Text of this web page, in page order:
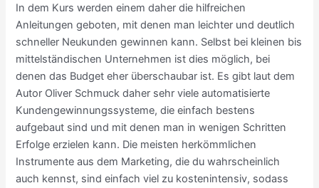
In dem Kurs werden einem daher die hilfreichen
Anleitungen geboten, mit denen man leichter und deutlich
schneller Neukunden gewinnen kann. Selbst bei kleinen bis
mittelständischen Unternehmen ist dies möglich, bei
denen das Budget eher überschaubar ist. Es gibt laut dem
Autor Oliver Schmuck daher sehr viele automatisierte
Kundengewinnungssysteme, die einfach bestens
aufgebaut sind und mit denen man in wenigen Schritten
Erfolge erzielen kann. Die meisten herkömmlichen
Instrumente aus dem Marketing, die du wahrscheinlich
auch kennst, sind einfach viel zu kostenintensiv, sodass